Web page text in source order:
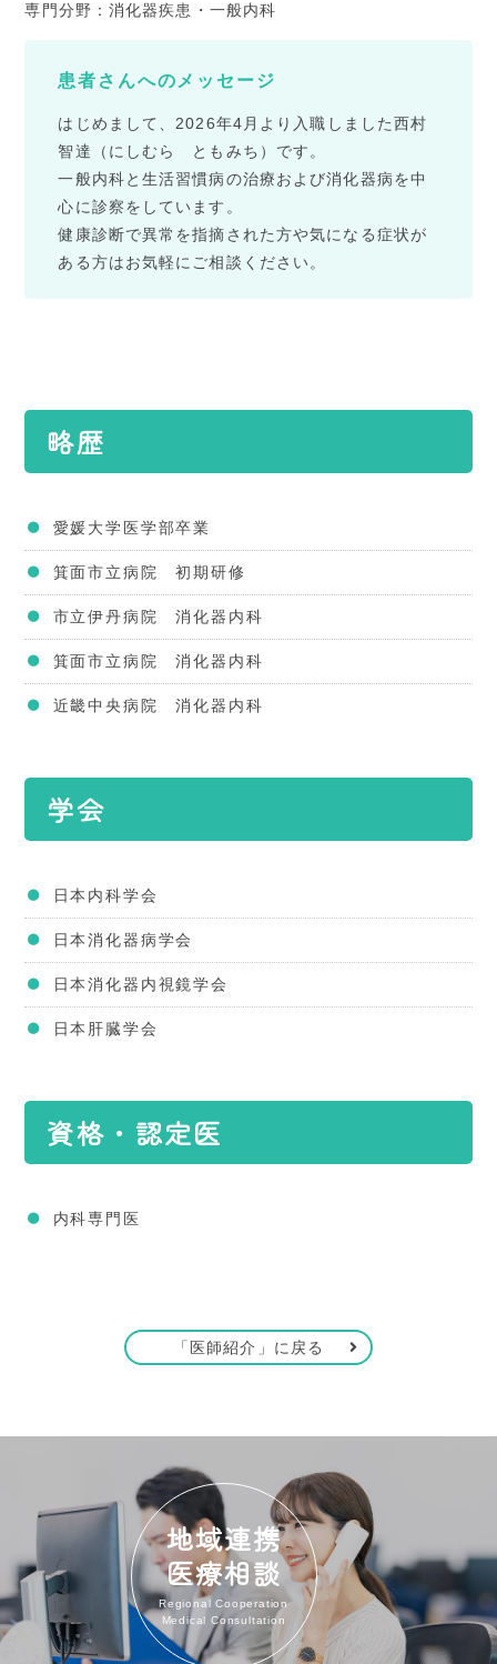
専門分野：消化器疾患・一般内科
患者さんへのメッセージ
はじめまして、2026年4月より入職しました西村
智達（にしむら ともみち）です。
一般内科と生活習慣病の治療および消化器病を中
心に診察をしています。
健康診断で異常を指摘された方や気になる症状が
ある方はお気軽にご相談ください。
略歴
愛媛大学医学部卒業
箕面市立病院 初期研修
市立伊丹病院 消化器内科
箕面市立病院 消化器内科
近畿中央病院 消化器内科
学会
日本内科学会
日本消化器病学会
日本消化器内視鏡学会
日本肝臓学会
資格・認定医
内科専門医
「医師紹介」に戻る
地域連携
医療相談
Regional Cooperation
Medical Consultation